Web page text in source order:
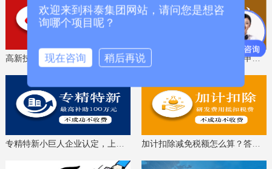
高新技术企业认定，免费评估，通过后再收费 省工程技术研究中心，专业申报、指导培训
加计扣除减免税额怎么算？答疑解惑、咨询培训
欢迎来到科泰集团网站，请问您是想咨
询哪个项目呢？
现在咨询 稍后再说